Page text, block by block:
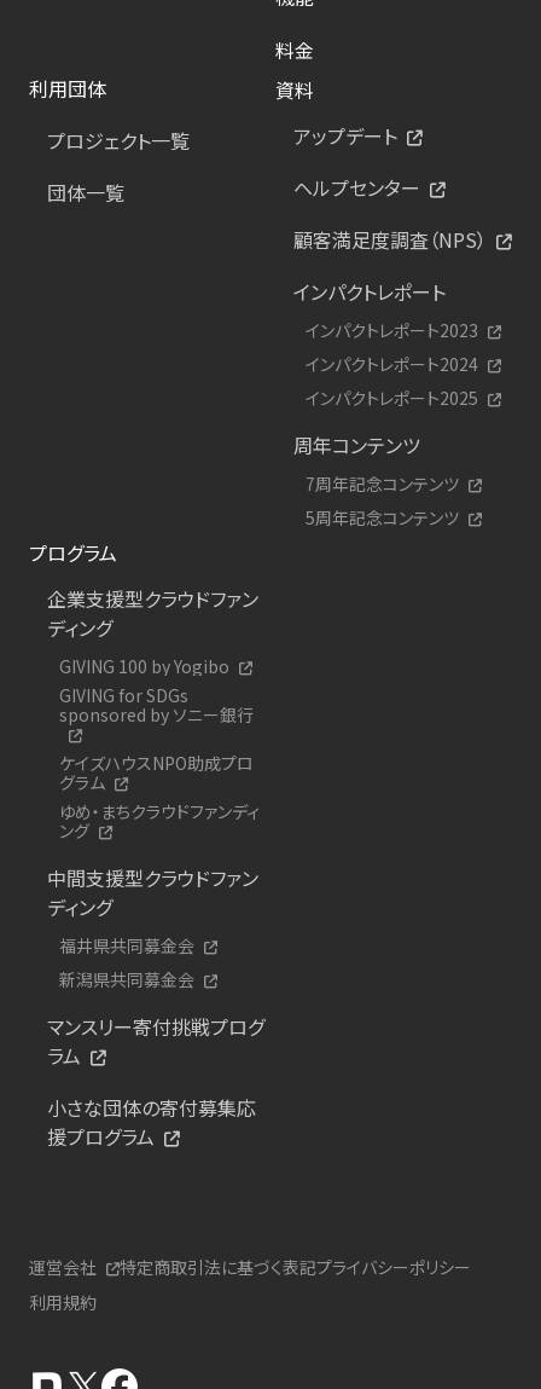
料金
利用団体
プロジェクト一覧
団体一覧
資料
アップデート
ヘルプセンター
顧客満足度調査（NPS）
インパクトレポート
インパクトレポート2023
インパクトレポート2024
インパクトレポート2025
周年コンテンツ
7周年記念コンテンツ
5周年記念コンテンツ
プログラム
企業支援型クラウドファン
ディング
GIVING 100 by Yogibo
GIVING for SDGs
sponsored by ソニー銀行
ケイズハウスNPO助成プロ
グラム
ゆめ・まちクラウドファンディ
ング
中間支援型クラウドファン
ディング
福井県共同募金会
新潟県共同募金会
マンスリー寄付挑戦プログ
ラム
小さな団体の寄付募集応
援プログラム
運営会社 特定商取引法に基づく表記プライバシーポリシー
利用規約